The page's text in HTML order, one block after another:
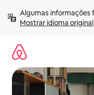
para
Mostrar idioma original